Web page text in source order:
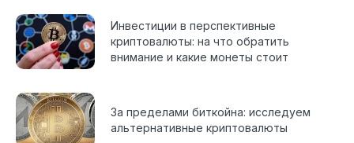
Инвестиции в перспективные
криптовалюты: на что обратить
внимание и какие монеты стоит
За пределами биткойна: исследуем
альтернативные криптовалюты